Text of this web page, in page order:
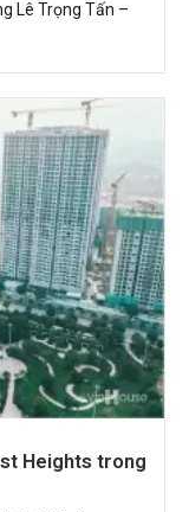
Lê Trọng Tấn –
Heights trong